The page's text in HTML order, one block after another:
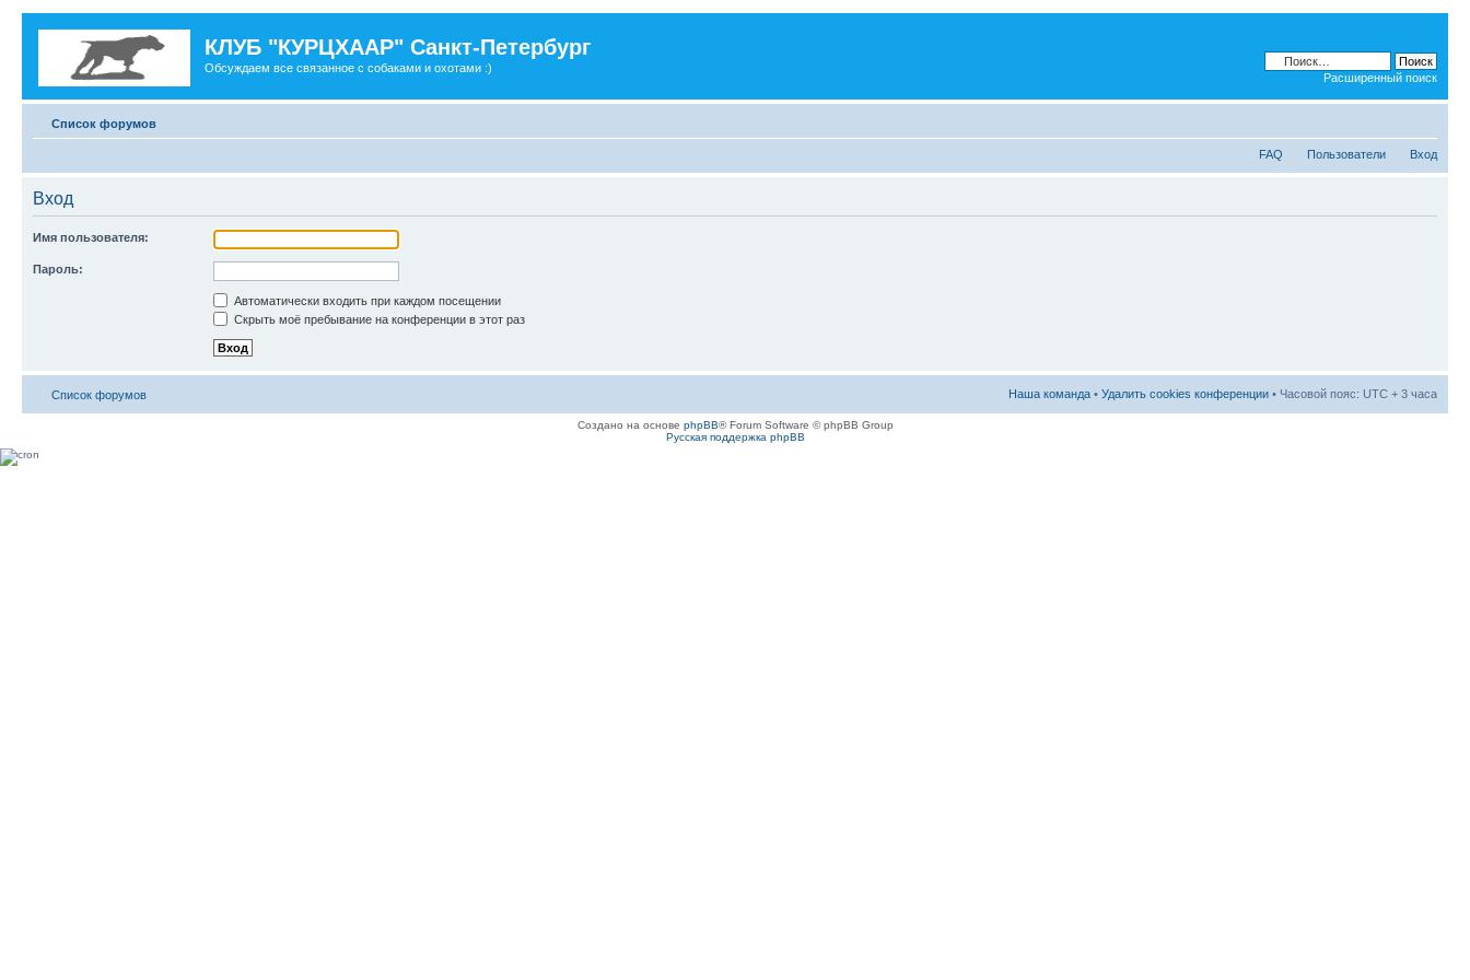
КЛУБ "КУРЦХААР" Санкт-Петербург
Обсуждаем все связанное с собаками и охотами :)
Расширенный поиск
Список форумов
FAQ Пользователи Вход
Вход
Имя пользователя:
Пароль:
Автоматически входить при каждом посещении
Скрыть моё пребывание на конференции в этот раз
Список форумов Наша команда • Удалить cookies конференции • Часовой пояс: UTC + 3 часа
Создано на основе phpBB® Forum Software © phpBB Group
Русская поддержка phpBB